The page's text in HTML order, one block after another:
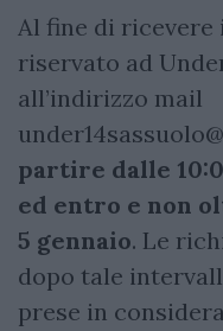
Al fine di ricevere
riservato ad
all’indirizzo mail
partire dalle
ed entro e non
5 gennaio. Le
dopo tale
prese in